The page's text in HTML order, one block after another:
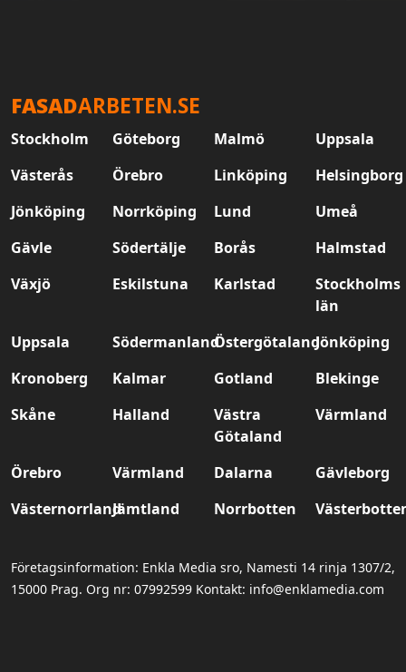
FASADARBETEN.SE
Stockholm Göteborg Malmö
Uppsala
Västerås
Örebro Linköping
Helsingborg
Jönköping
Norrköping Lund
Umeå
Gävle
Södertälje Borås
Halmstad
Växjö
Eskilstuna Karlstad
Stockholms
län
Uppsala
SödermanlandÖstergötalandJönköping
Kronoberg
Kalmar Gotland
Blekinge
Skåne
Halland
Västra
Götaland
Värmland
Örebro Värmland Dalarna
Gävleborg
VästernorrlandJämtland Norrbotten
Företagsinformation: Enkla Media sro, Namesti 14 rinja 1307/2,
15000 Prag. Org nr: 07992599 Kontakt: info@enklamedia.com